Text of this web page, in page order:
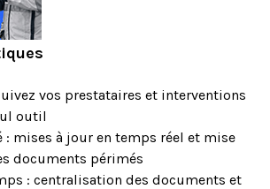
vos prestataires et interventions
outil
: mises à jour en temps réel et mise
documents périmés
: centralisation des documents et